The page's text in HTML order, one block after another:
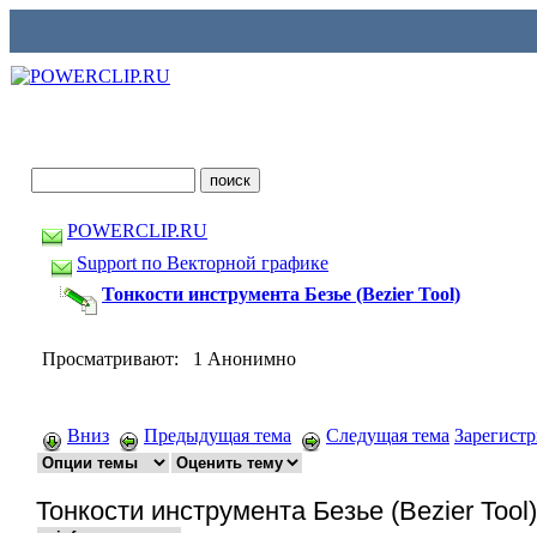
POWERCLIP.RU
Support по Векторной графике
Тонкости инструмента Безье (Bezier Tool)
Просматривают: 1 Анонимно
Вниз Предыдущая тема Следущая тема
Тонкости инструмента Безье (Bezier Tool)